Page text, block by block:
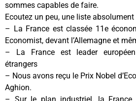
sommes capables de faire.
Ecoutez un peu, une liste
– La France est classée 11e
Economist, devant l’Allemagne et
– La France est leader
étrangers
– Nous avons reçu le Prix Nobel
Aghion.